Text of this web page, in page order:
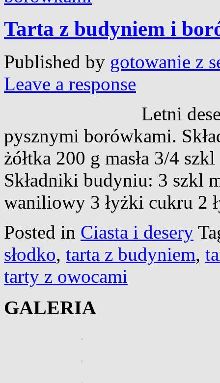
Tarta z budyniem i
Published by gotowanie z
Leave a response
Letni deser,
pysznymi borówkami.
żółtka 200 g masła 3/4
Składniki budyniu: 3 szkl
waniliowy 3 łyżki cukru 2
Posted in Ciasta i desery
słodko, tarta z budyniem,
tarty z owocami
GALERIA